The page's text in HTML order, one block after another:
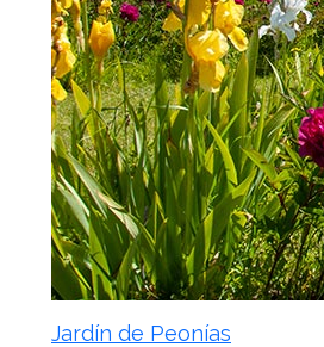
Jardín de Peonías